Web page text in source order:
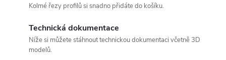
Kolmé řezy profilů si snadno přidáte do košíku.
Technická dokumentace
Níže si můžete stáhnout technickou dokumentaci včetně 3D
modelů.